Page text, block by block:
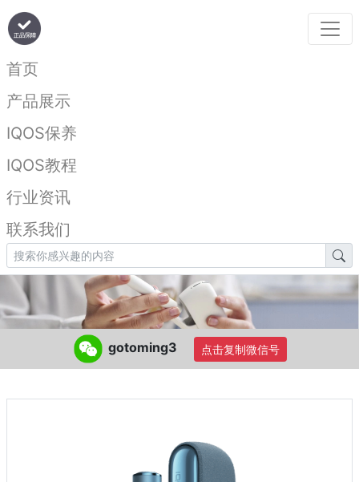
首页
产品展示
IQOS保养
IQOS教程
行业资讯
联系我们
gotoming3 点击复制微信号